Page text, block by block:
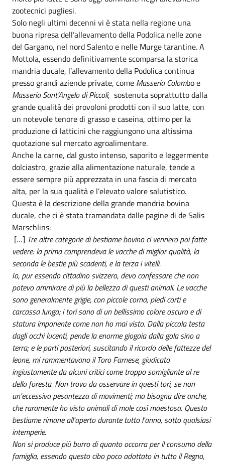
zootecnici pugliesi.
Solo negli ultimi decenni vi è stata nella regione una
buona ripresa dell’allevamento della Podolica nelle zone
del Gargano, nel nord Salento e nelle Murge tarantine. A
Mottola, essendo definitivamente scomparsa la storica
mandria ducale, l’allevamento della Podolica continua
presso grandi aziende private, come Masseria Colombo e
Masseria Sant’Angelo di Piccoli, sostenuta soprattutto dalla
grande qualità dei provoloni prodotti con il suo latte, con
un notevole tenore di grasso e caseina, ottimo per la
produzione di latticini che raggiungono una altissima
quotazione sul mercato agroalimentare.
Anche la carne, dal gusto intenso, saporito e leggermente
dolciastro, grazie alla alimentazione naturale, tende a
essere sempre più apprezzata in una fascia di mercato
alta, per la sua qualità e l’elevato valore salutistico.
Questa è la descrizione della grande mandria bovina
ducale, che ci è stata tramandata dalle pagine di de Salis
Marschlins:
[…] Tre altre categorie di bestiame bovino ci vennero poi fatte
vedere: la prima comprendeva le vacche di miglior qualità, la
seconda le bestie più scadenti, e la terza i vitelli.
Io, pur essendo cittadino svizzero, devo confessare che non
potevo ammirare di più la bellezza di questi animali. Le vacche
sono generalmente grigie, con piccole corna, piedi corti e
carcassa lunga; i tori sono di un bellissimo colore oscuro e di
statura imponente come non ho mai visto. Dalla piccola testa
dagli occhi lucenti, pende la enorme giogaia dalla gola sino a
terra; e le parti posteriori, suscitando il ricordo delle fattezze del
leone, mi rammentavano il Toro Farnese, giudicato
ingiustamente da alcuni critici come troppo somigliante al re
della foresta. Non trovo da osservare in questi tori, se non
un'eccessiva pesantezza di movimenti; ma bisogna dire anche,
che raramente ho visto animali di mole così maestosa. Questo
bestiame rimane all'aperto durante tutto l'anno, sotto qualsiasi
intemperie.
Non si produce più burro di quanto occorra per il consumo della
famiglia, essendo questo cibo poco adottato in tutto il Regno,